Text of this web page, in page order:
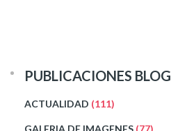
PUBLICACIONES BLOG
ACTUALIDAD (111)
GALERIA DE IMAGENES (77)